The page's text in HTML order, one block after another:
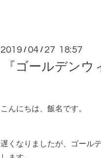
2019 / 04 / 27 18:57
『ゴールデンウ
こんにちは、飯名です。
遅くなりましたが、ゴール